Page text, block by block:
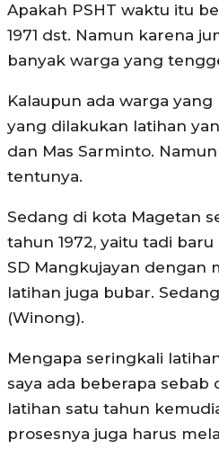
Apakah PSHT waktu itu
1971 dst. Namun karena
banyak warga yang
Kalaupun ada warga
yang dilakukan latihan
dan Mas Sarminto.
tentunya.
Sedang di kota Magetan
tahun 1972, yaitu tadi
SD Mangkujayan dengan
latihan juga bubar.
(Winong).
Mengapa seringkali
saya ada beberapa
latihan satu tahun
prosesnya juga harus